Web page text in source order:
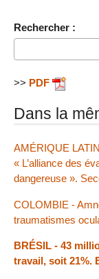
Rechercher :
>> PDF
Dans la
AMÉRIQUE
« L’alliance des
dangereuse ».
COLOMBIE -
traumatismes
BRÉSIL - 43
travail, soit 21%.